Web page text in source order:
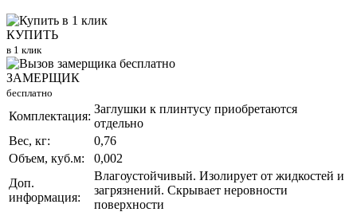
КУПИТЬ
в 1 клик
ЗАМЕРЩИК
бесплатно
Комплектация:
Заглушки к плинтусу приобретаются
отдельно
Вес, кг:
0,76
Объем, куб.м:
0,002
Доп.
информация:
Влагоустойчивый. Изолирует от жидкостей и
загрязнений. Скрывает неровности
поверхности